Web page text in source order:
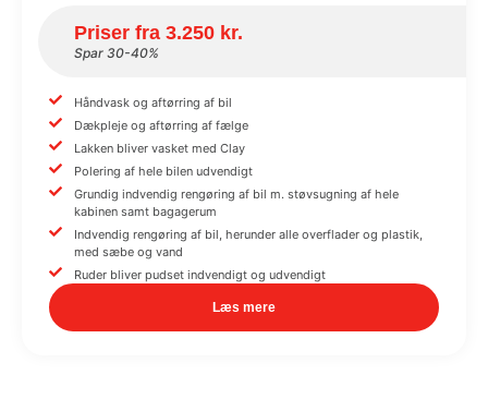
Priser fra 3.250 kr.
Spar 30-40%
Håndvask og aftørring af bil
Dækpleje og aftørring af fælge
Lakken bliver vasket med Clay
Polering af hele bilen udvendigt
Grundig indvendig rengøring af bil m. støvsugning af hele
kabinen samt bagagerum
Indvendig rengøring af bil, herunder alle overflader og plastik,
med sæbe og vand
Ruder bliver pudset indvendigt og udvendigt
Læs mere